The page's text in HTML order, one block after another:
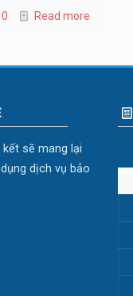
0 Read more
sẽ mang lại
dịch vụ bảo